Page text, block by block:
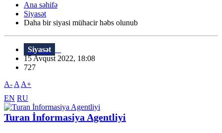
Ana səhifə
Siyasət
Daha bir siyasi mühacir həbs olunub
Siyasət
15 Avqust 2022, 18:08
727
A- A A+
EN RU
Turan İnformasiya Agentliyi